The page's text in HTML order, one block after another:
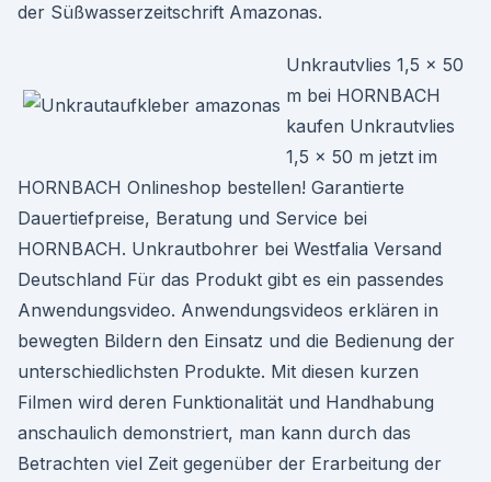
der Süßwasserzeitschrift Amazonas.
Unkrautvlies 1,5 x 50
m bei HORNBACH
kaufen Unkrautvlies
1,5 x 50 m jetzt im
HORNBACH Onlineshop bestellen! Garantierte
Dauertiefpreise, Beratung und Service bei
HORNBACH. Unkrautbohrer bei Westfalia Versand
Deutschland Für das Produkt gibt es ein passendes
Anwendungsvideo. Anwendungsvideos erklären in
bewegten Bildern den Einsatz und die Bedienung der
unterschiedlichsten Produkte. Mit diesen kurzen
Filmen wird deren Funktionalität und Handhabung
anschaulich demonstriert, man kann durch das
Betrachten viel Zeit gegenüber der Erarbeitung der